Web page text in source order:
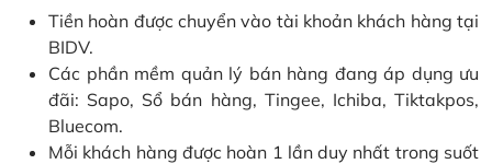
Tiền hoàn được chuyển vào tài khoản khách hàng tại
BIDV.
Các phần mềm quản lý bán hàng đang áp dụng ưu
đãi: Sapo, Sổ bán hàng, Tingee, Ichiba, Tiktakpos,
Bluecom.
Mỗi khách hàng được hoàn 1 lần duy nhất trong suốt